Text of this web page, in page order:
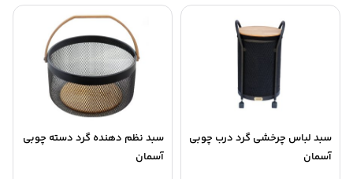
سبد لباس چرخشی گرد درب چوبی
آسمان
سبد نظم دهنده گرد دسته چوبی
آسمان